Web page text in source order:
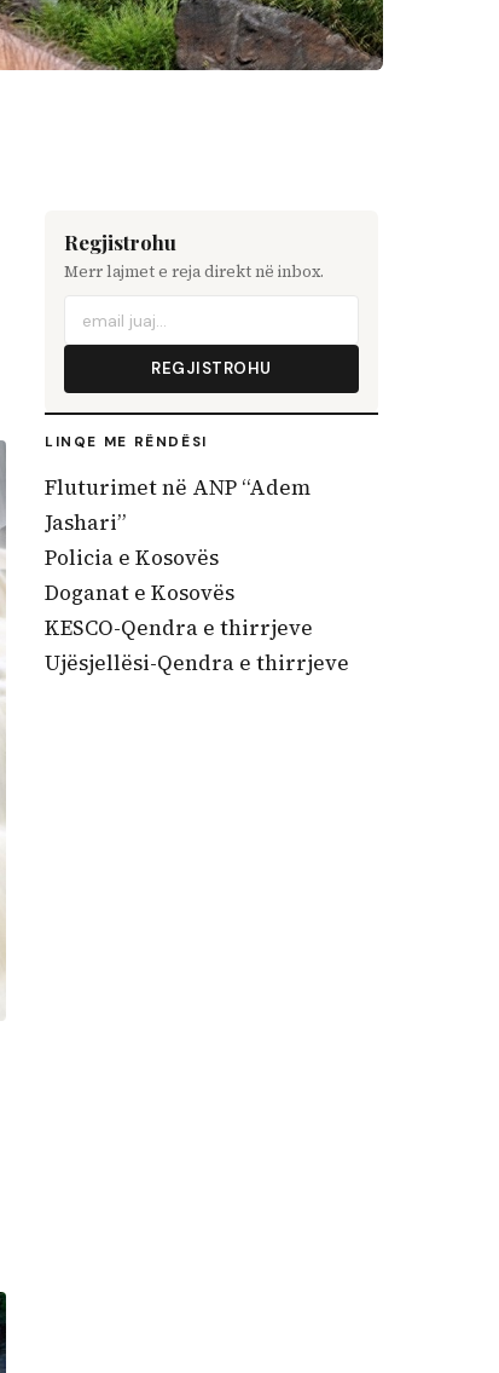
Regjistrohu
Merr lajmet e reja direkt në inbox.
REGJISTROHU
LINQE ME RËNDËSI
Fluturimet në ANP “Adem
Jashari”
Policia e Kosovës
Doganat e Kosovës
KESCO-Qendra e thirrjeve
Ujësjellësi-Qendra e thirrjeve